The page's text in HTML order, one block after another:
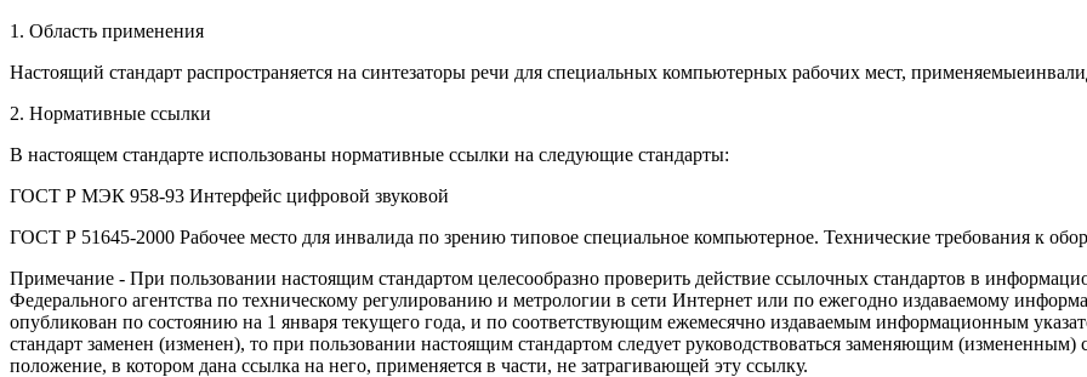
1. Область применения
Настоящий стандарт распространяется на синтезаторы речи для специальных компьютерных рабочих мест,
2. Нормативные ссылки
В настоящем стандарте использованы нормативные ссылки на следующие стандарты:
ГОСТ Р МЭК 958-93 Интерфейс цифровой звуковой
ГОСТ Р 51645-2000 Рабочее место для инвалида по зрению типовое специальное компьютерное. Технические требования к
Примечание - При пользовании настоящим стандартом целесообразно проверить действие ссылочных стандартов в
Федерального агентства по техническому регулированию и метрологии в сети Интернет или по ежегодно издаваемому
опубликован по состоянию на 1 января текущего года, и по соответствующим ежемесячно издаваемым информационным
стандарт заменен (изменен), то при пользовании настоящим стандартом следует руководствоваться заменяющим
положение, в котором дана ссылка на него, применяется в части, не затрагивающей эту ссылку.